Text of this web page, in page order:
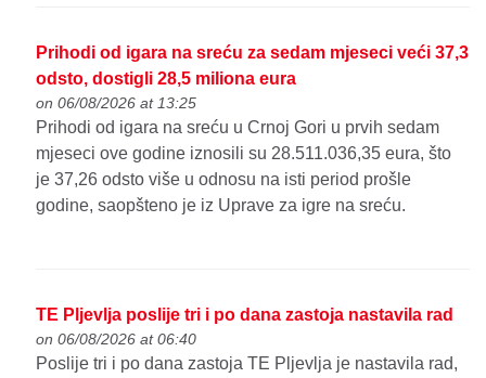
Prihodi od igara na sreću za sedam mjeseci veći 37,3
odsto, dostigli 28,5 miliona eura
on 06/08/2026 at 13:25
Prihodi od igara na sreću u Crnoj Gori u prvih sedam
mjeseci ove godine iznosili su 28.511.036,35 eura, što
je 37,26 odsto više u odnosu na isti period prošle
godine, saopšteno je iz Uprave za igre na sreću.
TE Pljevlja poslije tri i po dana zastoja nastavila rad
on 06/08/2026 at 06:40
Poslije tri i po dana zastoja TE Pljevlja je nastavila rad,